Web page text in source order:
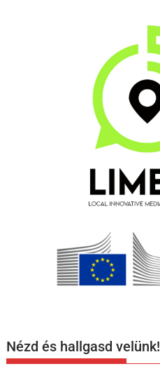
Nézd és hallgasd velünk!